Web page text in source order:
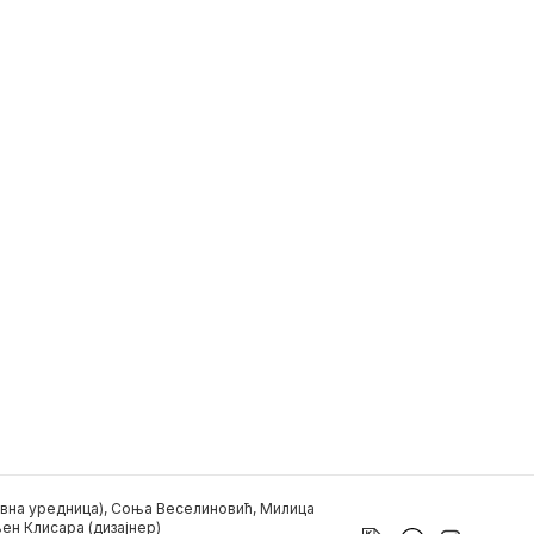
уредница), Соња Веселиновић, Милица
Клисара (дизајнер)